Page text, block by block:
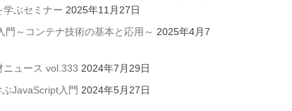
学ぶセミナー 2025年11月27日
門～コンテナ技術の基本と応用～ 2025年4月7
ニュース vol.333 2024年7月29日
JavaScript入門 2024年5月27日